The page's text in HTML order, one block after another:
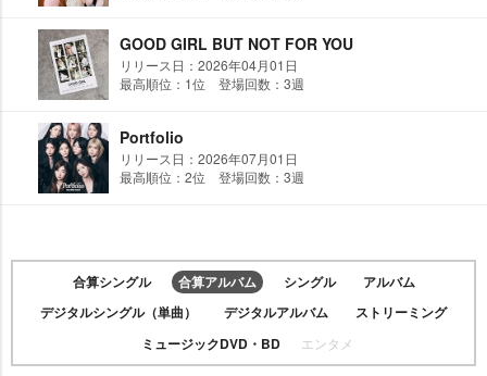
GOOD GIRL BUT NOT FOR YOU
リリース日：2026年04月01日
最高順位：1位 登場回数：3週
Portfolio
リリース日：2026年07月01日
最高順位：2位 登場回数：3週
合算シングル 合算アルバム シングル
アルバム
デジタルシングル（単曲）
デジタルアルバム
ストリーミング
ミュージックDVD・BD
エンタメ